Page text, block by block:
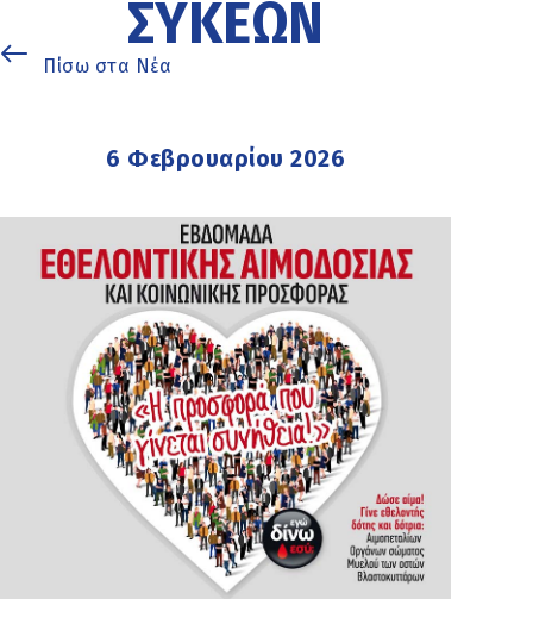
ΣΥΚΕΏΝ
Πίσω στα Νέα
6 Φεβρουαρίου 2026